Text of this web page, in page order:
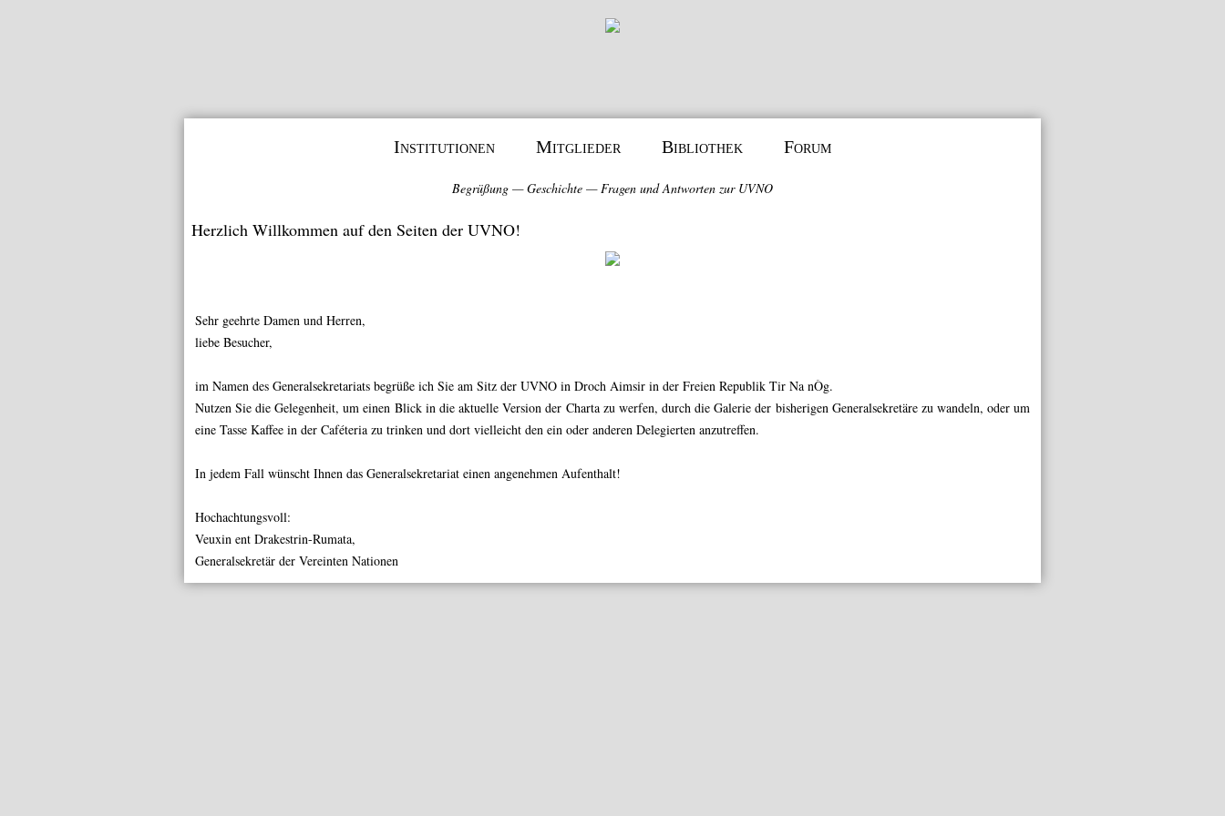
Institutionen Mitglieder Bibliothek Forum
Begrüßung—Geschichte—Fragen und Antworten zur UVNO
Herzlich Willkommen auf den Seiten der UVNO!
Sehr geehrte Damen und Herren,
liebe Besucher,
im Namen des Generalsekretariats begrüße ich Sie am Sitz der UVNO in Droch Aimsir in der Freien Republik Tir Na nÒg.
Nutzen Sie die Gelegenheit, um einen Blick in die aktuelle Version der Chartazu werfen, durch die Galerie der bisherigen Generalsekretärezu wandeln, oder um
eine Tasse Kaffee in der Caféteriazu trinken und dort vielleicht den ein oder anderen Delegierten anzutreffen.
In jedem Fall wünscht Ihnen das Generalsekretariat einen angenehmen Aufenthalt!
Hochachtungsvoll:
Veuxin ent Drakestrin-Rumata,
Generalsekretär der Vereinten Nationen